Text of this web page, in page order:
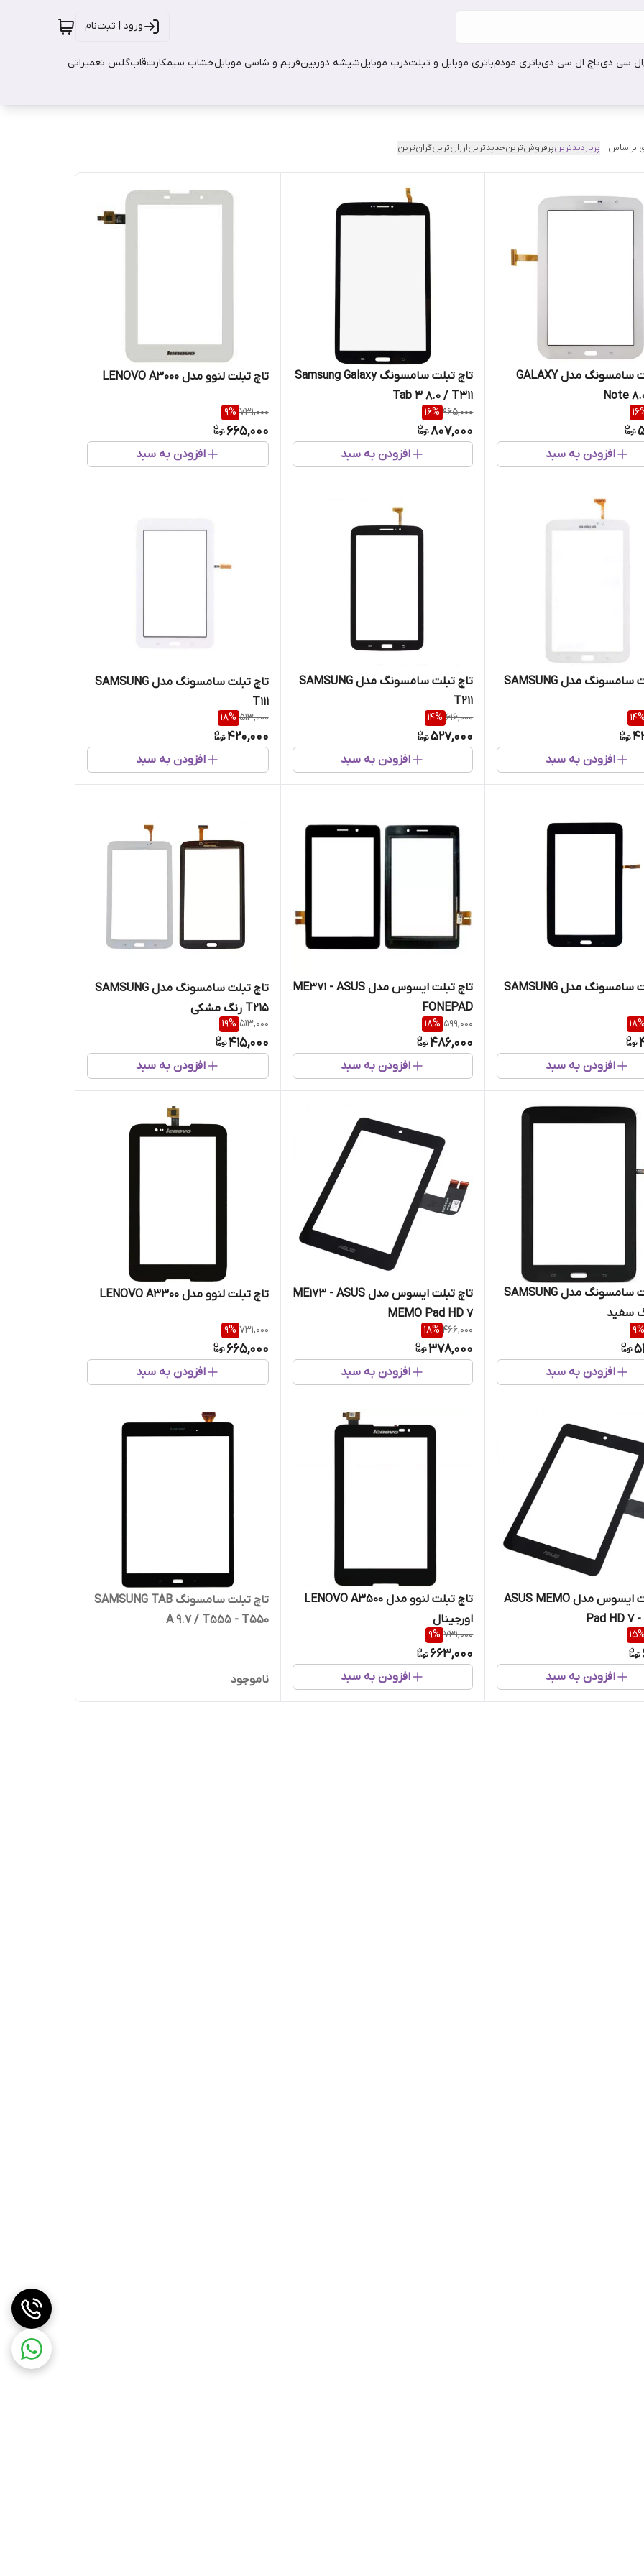
ورود | ثبت‌نام
ال سی دیتاچ ال سی دیباتری مودمباتری موبایل و تبلتدرب موبایلشیشه دوربینفریم و شاسی موبایلخشاب سیمکارتقابگلس تعمیراتی
براساس: پربازدیدترینپرفروش‌ترینجدیدترینارزان‌ترینگران‌ترین
تاچ تبلت سامسونگ مدل GALAXY
Note
16
افزودن به سبد
تاچ تبلت سامسونگ Samsung Galaxy
Tab 3 8.0 / T311
965,000
16%
807,000
افزودن به سبد
تاچ تبلت لنوو مدل LENOVO A3000
731,000
9%
665,000
افزودن به سبد
تاچ تبلت سامسونگ مدل SAMSUNG
14%
افزودن به سبد
تاچ تبلت سامسونگ مدل SAMSUNG
T211
616,000
14%
527,000
افزودن به سبد
تاچ تبلت سامسونگ مدل SAMSUNG
T111
513,000
18%
420,000
افزودن به سبد
تاچ تبلت سامسونگ مدل SAMSUNG
18%
افزودن به سبد
تاچ تبلت ایسوس مدل ME371 - ASUS
FONEPAD
599,000
18%
486,000
افزودن به سبد
تاچ تبلت سامسونگ مدل SAMSUNG
T215 رنگ مشکی
513,000
19%
415,000
افزودن به سبد
تاچ تبلت سامسونگ مدل SAMSUNG
9%
افزودن به سبد
تاچ تبلت ایسوس مدل ME173 - ASUS
MEMO Pad HD 7
466,000
18%
378,000
افزودن به سبد
تاچ تبلت لنوو مدل LENOVO A3300
731,000
9%
665,000
افزودن به سبد
تاچ تبلت ایسوس مدل ASUS MEMO
Pad HD 7 -
15%
افزودن به سبد
تاچ تبلت لنوو مدل LENOVO A3500
اورجینال
731,000
9%
663,000
افزودن به سبد
تاچ تبلت سامسونگ SAMSUNG TAB
A 9.7 / T555 - T550
ناموجود